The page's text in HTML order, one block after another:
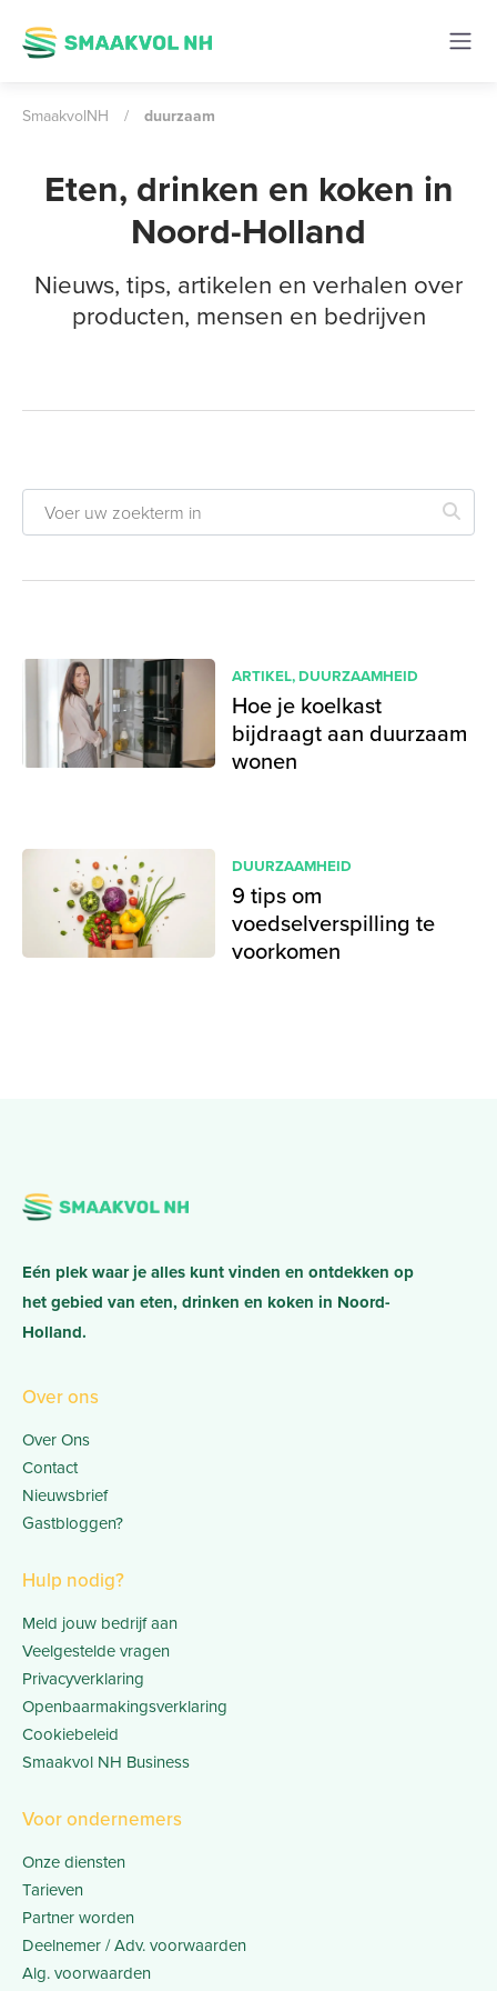
SmaakvolNH / duurzaam
Eten, drinken en koken in
Noord-Holland
Nieuws, tips, artikelen en verhalen over
producten, mensen en bedrijven
ARTIKEL,DUURZAAMHEID
Hoe je koelkast
bijdraagt aan duurzaam
wonen
DUURZAAMHEID
9 tips om
voedselverspilling te
voorkomen
Eén plek waar je alles kunt vinden en ontdekken op
het gebied van eten, drinken en koken in Noord-
Holland.
Over ons
Over Ons
Contact
Nieuwsbrief
Gastbloggen?
Hulp nodig?
Meld jouw bedrijf aan
Veelgestelde vragen
Privacyverklaring
Openbaarmakingsverklaring
Cookiebeleid
Smaakvol NH Business
Voor ondernemers
Onze diensten
Tarieven
Partner worden
Deelnemer / Adv. voorwaarden
Alg. voorwaarden